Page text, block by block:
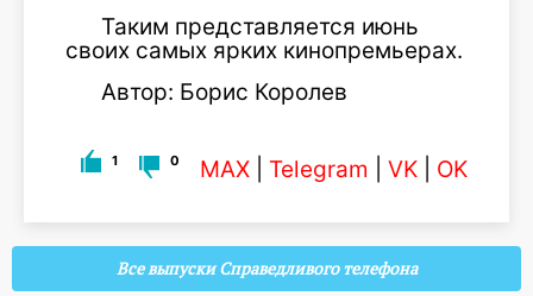
Таким представляется июнь
своих самых ярких кинопремьерах.
Автор: Борис Королев
1 0 MAX Telegram VK OK
Все выпуски Справедливого телефона